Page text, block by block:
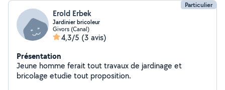
Particulier
Erold Erbek
Jardinier bricoleur
Givors (Canal)
4,3/5 (3 avis)
Présentation
Jeune homme ferait tout travaux de jardinage et
bricolage etudie tout proposition.